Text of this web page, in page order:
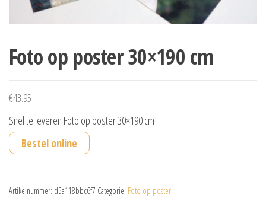
Foto op poster 30×190 cm
€43.95
Snel te leveren Foto op poster 30×190 cm
Bestel online
Artikelnummer: d5a118bbc6f7 Categorie: Foto op poster